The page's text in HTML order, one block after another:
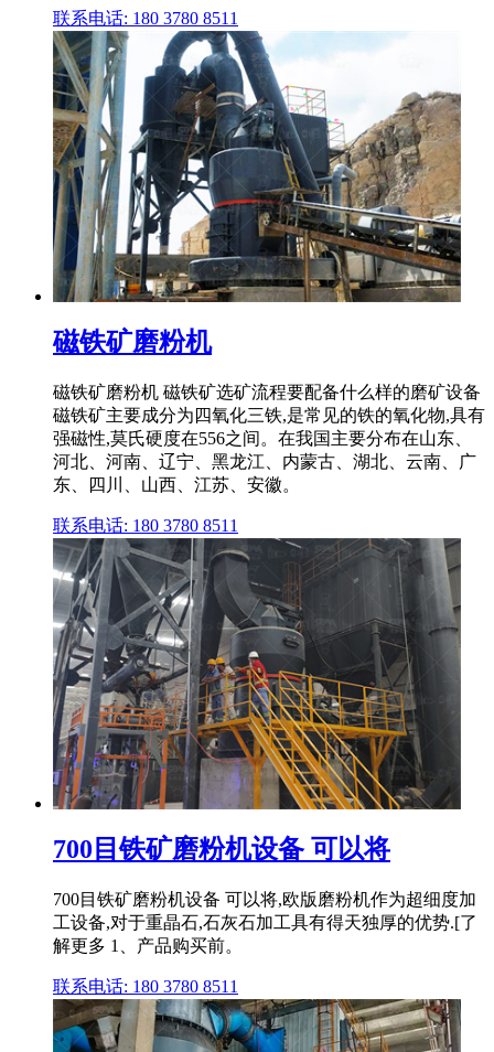
联系电话: 180 3780 8511
磁铁矿磨粉机
磁铁矿磨粉机 磁铁矿选矿流程要配备什么样的磨矿设备
磁铁矿主要成分为四氧化三铁,是常见的铁的氧化物,具有
强磁性,莫氏硬度在556之间。在我国主要分布在山东、
河北、河南、辽宁、黑龙江、内蒙古、湖北、云南、广
东、四川、山西、江苏、安徽。
联系电话: 180 3780 8511
700目铁矿磨粉机设备 可以将
700目铁矿磨粉机设备 可以将,欧版磨粉机作为超细度加
工设备,对于重晶石,石灰石加工具有得天独厚的优势.[了
解更多 1、产品购买前。
联系电话: 180 3780 8511